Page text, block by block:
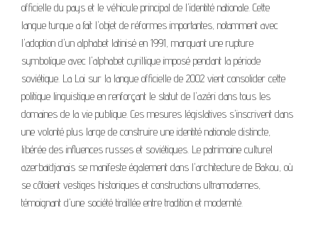
officielle du pays et le véhicule principal de l'identité nationale. Cette
langue turque a fait l'objet de réformes importantes, notamment avec
l'adoption d'un alphabet latinisé en 1991, marquant une rupture
symbolique avec l'alphabet cyrillique imposé pendant la période
soviétique. La Loi sur la langue officielle de 2002 vient consolider cette
politique linguistique en renforçant le statut de l'azéri dans tous les
domaines de la vie publique. Ces mesures législatives s'inscrivent dans
une volonté plus large de construire une identité nationale distincte,
libérée des influences russes et soviétiques. Le patrimoine culturel
azerbaïdjanais se manifeste également dans l'architecture de Bakou, où
se côtoient vestiges historiques et constructions ultramodernes,
témoignant d'une société tiraillée entre tradition et modernité.